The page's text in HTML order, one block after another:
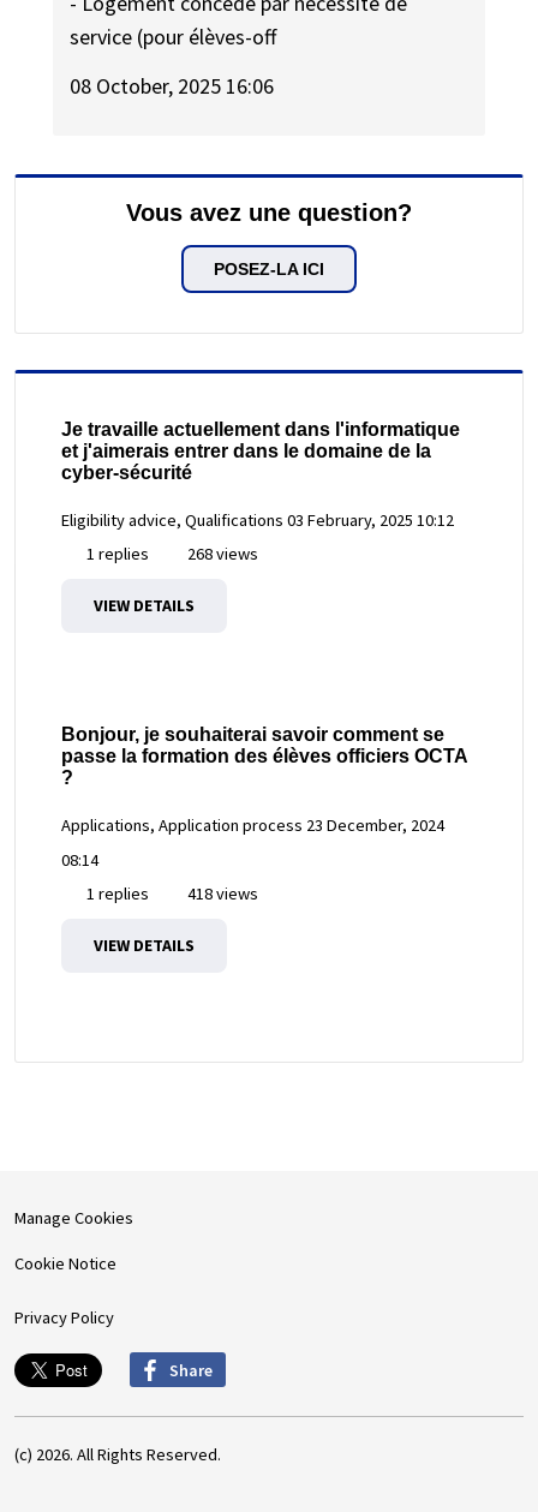
service (pour élèves-off
08 October, 2025 16:06
Vous avez une question?
POSEZ-LA ICI
Je travaille actuellement dans l'informatique
et j'aimerais entrer dans le domaine de la
cyber-sécurité
Eligibility advice, Qualifications 03 February, 2025 10:12
1 replies
268 views
VIEW DETAILS
Bonjour, je souhaiterai savoir comment se
passe la formation des élèves officiers OCTA
?
Applications, Application process 23 December, 2024
08:14
1 replies
418 views
VIEW DETAILS
Manage Cookies
Cookie Notice
Privacy Policy
Share
(c) 2026. All Rights Reserved.